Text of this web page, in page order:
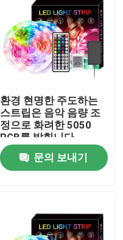
환경 현명한 주도하는
스트립은 음악 음량 조
정으로 화려한 5050
RGB를 밝힙니다
문의 보내기